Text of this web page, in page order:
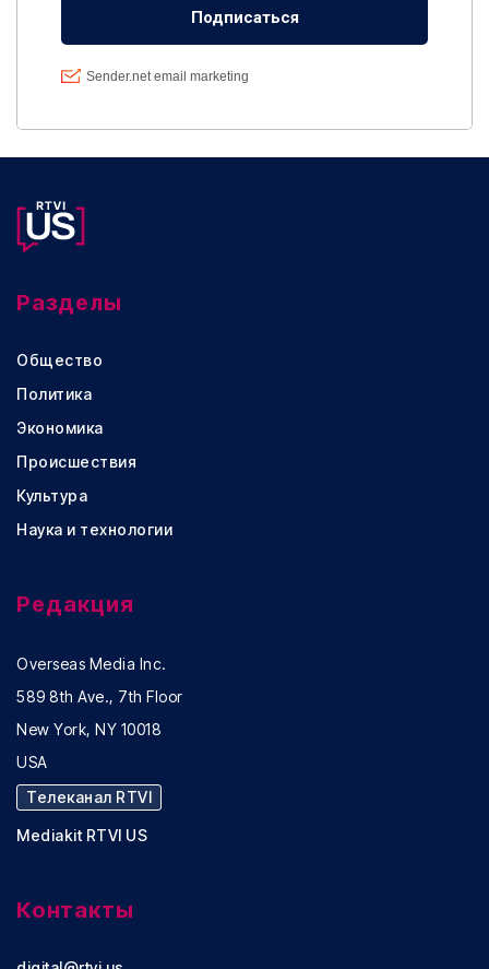
Разделы
Общество
Политика
Экономика
Происшествия
Культура
Наука и технологии
Редакция
Overseas Media Inc.
589 8th Ave., 7th Floor
New York, NY 10018
USA
Телеканал RTVI
Mediakit RTVI US
Контакты